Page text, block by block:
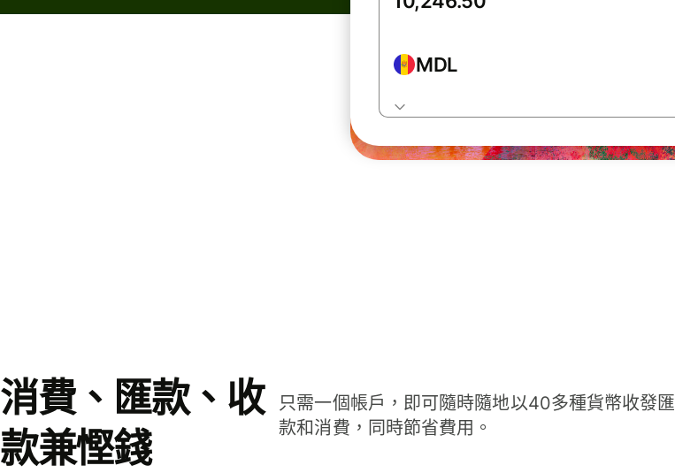
MDL
消費、匯款、收
款兼慳錢
只需一個帳戶，即可隨時隨地以40多種貨幣收發匯
款和消費，同時節省費用。